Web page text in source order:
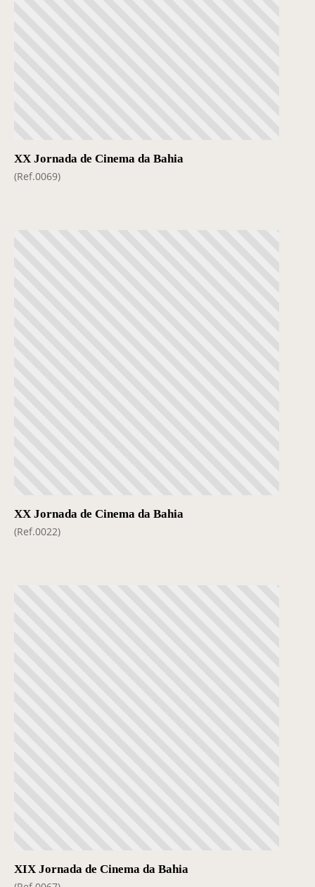
XX Jornada de Cinema da Bahia
(Ref.0069)
XX Jornada de Cinema da Bahia
(Ref.0022)
XIX Jornada de Cinema da Bahia